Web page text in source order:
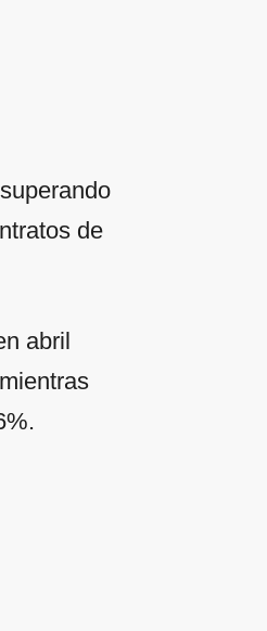
de
abril